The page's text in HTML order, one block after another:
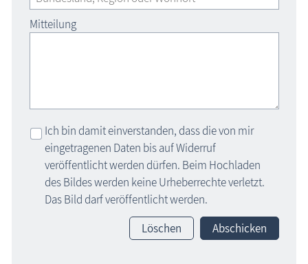
Mitteilung
Ich bin damit einverstanden, dass die von mir
eingetragenen Daten bis auf Widerruf
veröffentlicht werden dürfen. Beim Hochladen
des Bildes werden keine Urheberrechte verletzt.
Das Bild darf veröffentlicht werden.
Löschen
Abschicken